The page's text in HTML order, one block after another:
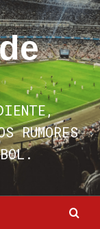
RUMORES